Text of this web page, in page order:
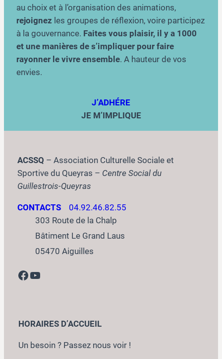
au choix et à l’organisation des animations,
rejoignez les groupes de réflexion, voire participez
à la gouvernance. Faites vous plaisir, il y a 1000
et une manières de s’impliquer pour faire
rayonner le vivre ensemble. A hauteur de vos
envies.
J’ADHÉRE
JE M’IMPLIQUE
ACSSQ – Association Culturelle Sociale et
Sportive du Queyras – Centre Social du
Guillestrois-Queyras
CONTACTS
04.92.46.82.55
303 Route de la Chalp
Bâtiment Le Grand Laus
05470 Aiguilles
Facebook YouTube
HORAIRES D’ACCUEIL
Un besoin ? Passez nous voir !